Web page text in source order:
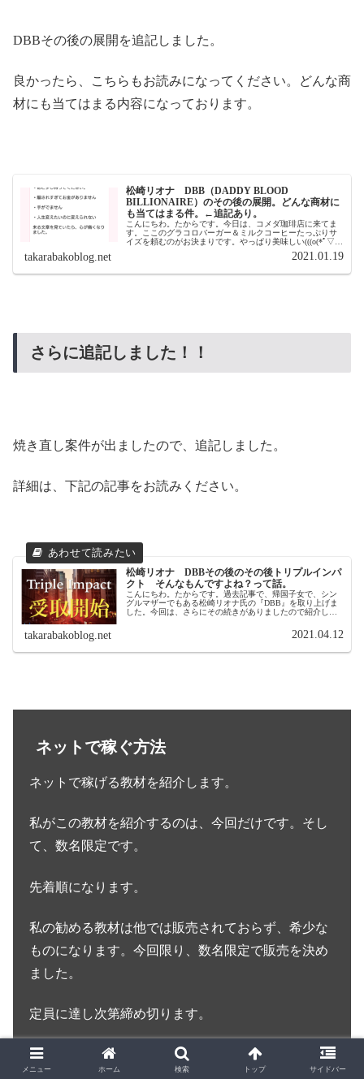
DBBその後の展開を追記しました。
良かったら、こちらもお読みになってください。どんな商
材にも当てはまる内容になっております。
松崎リオナ DBB（DADDY BLOOD
BILLIONAIRE）のその後の展開。どんな商材に
も当てはまる件。←追記あり。
こんにちわ。たからです。今日は、コメダ珈琲店に来てま
す。ここのグラコロバーガー＆ミルクコーヒーたっぷりサ
イズを頼むのがお決まりです。やっぱり美味しい(((o(*ﾟ▽ﾟ
*)o)))でも、食べると眠くな～る・・・・・・。皆さんは、
takarabakoblog.net 2021.01.19
さらに追記しました！！
焼き直し案件が出ましたので、追記しました。
詳細は、下記の記事をお読みください。
松崎リオナ DBBその後のその後トリプルインパ
クト そんなもんですよね？って話。
こんにちわ。たからです。過去記事で、帰国子女で、シン
グルマザーでもある松崎リオナ氏の『DBB』を取り上げま
した。今回は、さらにその続きがありましたので紹介しま
takarabakoblog.net 2021.04.12
ネットで稼ぐ方法
ネットで稼げる教材を紹介します。
私がこの教材を紹介するのは、今回だけです。そし
て、数名限定です。
先着順になります。
私の勧める教材は他では販売されておらず、希少な
ものになります。今回限り、数名限定で販売を決め
ました。
定員に達し次第締め切ります。
本物のインターネットビジネスです。
メニュー ホーム 検索 トップ サイドバー